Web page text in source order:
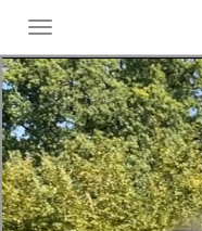
Toggle
menu